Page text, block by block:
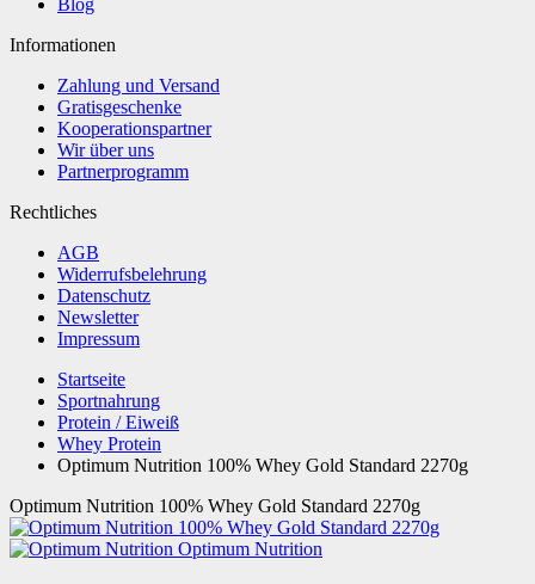
Informationen
Zahlung und Versand
Gratisgeschenke
Kooperationspartner
Wir über uns
Partnerprogramm
Rechtliches
AGB
Widerrufsbelehrung
Datenschutz
Newsletter
Impressum
Startseite
Sportnahrung
Protein / Eiweiß
Whey Protein
Optimum Nutrition 100% Whey Gold Standard 2270g
Optimum Nutrition 100% Whey Gold Standard 2270g
Optimum Nutrition